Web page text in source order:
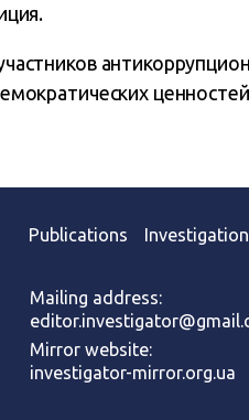
Publications
Mailing address:
Mirror website:
investigator-mirror.org.ua